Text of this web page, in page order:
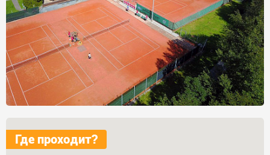
Где проходит?